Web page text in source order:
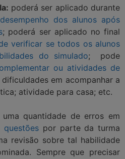
poderá ser aplicado durante
desempenho dos alunos após
; poderá ser aplicado no final
verificar se todos os alunos
do simulado; pode
ou atividades de
em acompanhar a
atividade para casa; etc.
uma quantidade de erros em
questões por parte da turma
revisão sobre tal habilidade
Sempre que precisar